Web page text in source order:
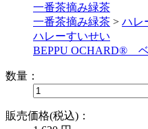
一番茶摘み緑茶
一番茶摘み緑茶 > ハレ
ハレーすいせい
BEPPU OCHARD®
数量：
販売価格(税込)：